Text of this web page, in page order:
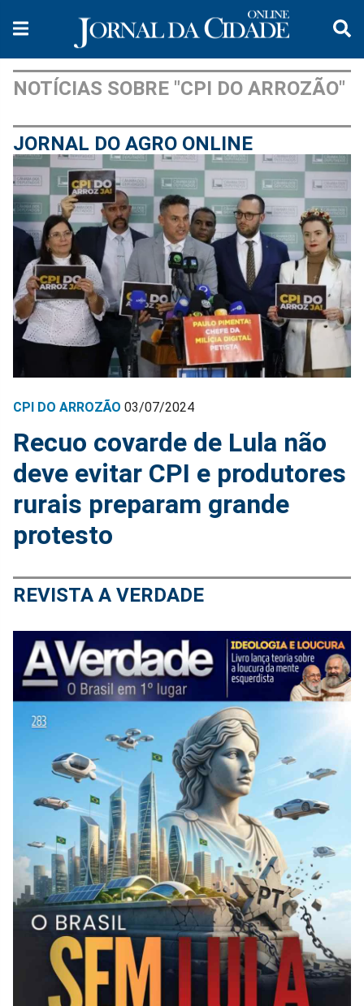
NOTÍCIAS SOBRE "CPI DO ARROZÃO"
JORNAL DO AGRO ONLINE
CPI DO ARROZÃO 03/07/2024
Recuo covarde de Lula não
deve evitar CPI e produtores
rurais preparam grande
protesto
REVISTA A VERDADE